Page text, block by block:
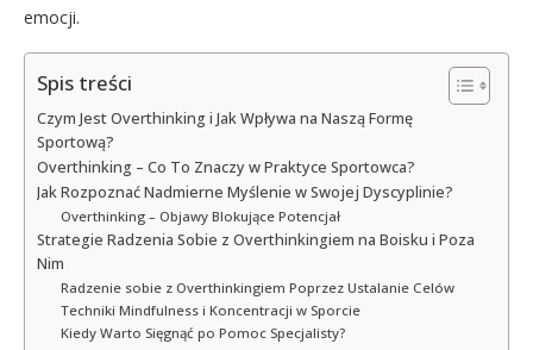
emocji.
Spis treści
Czym Jest Overthinking i Jak Wpływa na Naszą Formę
Sportową?
Overthinking – Co To Znaczy w Praktyce Sportowca?
Jak Rozpoznać Nadmierne Myślenie w Swojej Dyscyplinie?
Overthinking – Objawy Blokujące Potencjał
Strategie Radzenia Sobie z Overthinkingiem na Boisku i Poza
Nim
Radzenie sobie z Overthinkingiem Poprzez Ustalanie Celów
Techniki Mindfulness i Koncentracji w Sporcie
Kiedy Warto Sięgnąć po Pomoc Specjalisty?